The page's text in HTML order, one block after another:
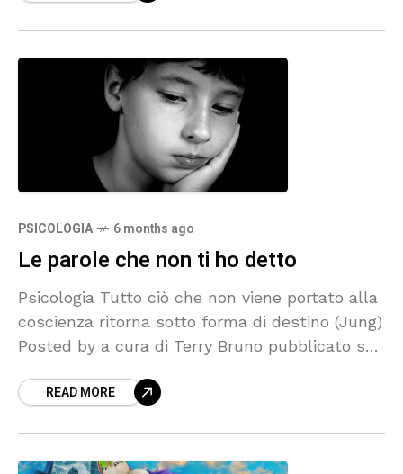
PSICOLOGIA 6 months ago
Le parole che non ti ho detto
Psicologia Tutto ciò che non viene portato alla
coscienza ritorna sotto forma di destino (Jung)
Posted by a cura di Terry Bruno pubblicato su
READ MORE